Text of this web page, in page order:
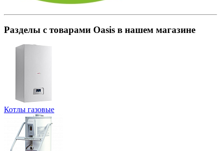
Разделы с товарами Oasis в нашем магазине
Котлы газовые